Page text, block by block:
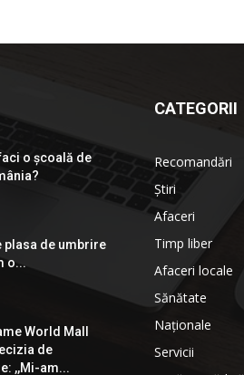
o școală de
plasa de umbrire
o...
World Mall
de
,,Mi-am...
CATEGORII
Recomandări
Știri
Afaceri
Timp liber
Afaceri locale
Sănătate
Naționale
Servicii